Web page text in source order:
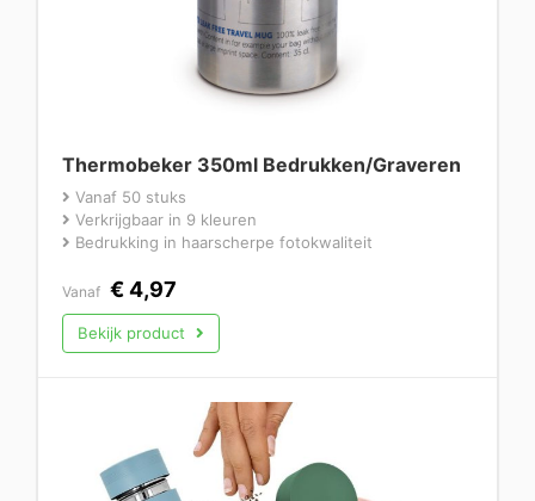
Thermobeker 350ml Bedrukken/Graveren
Vanaf 50 stuks
Verkrijgbaar in 9 kleuren
Bedrukking in haarscherpe fotokwaliteit
Vanaf €4,97
Bekijk product